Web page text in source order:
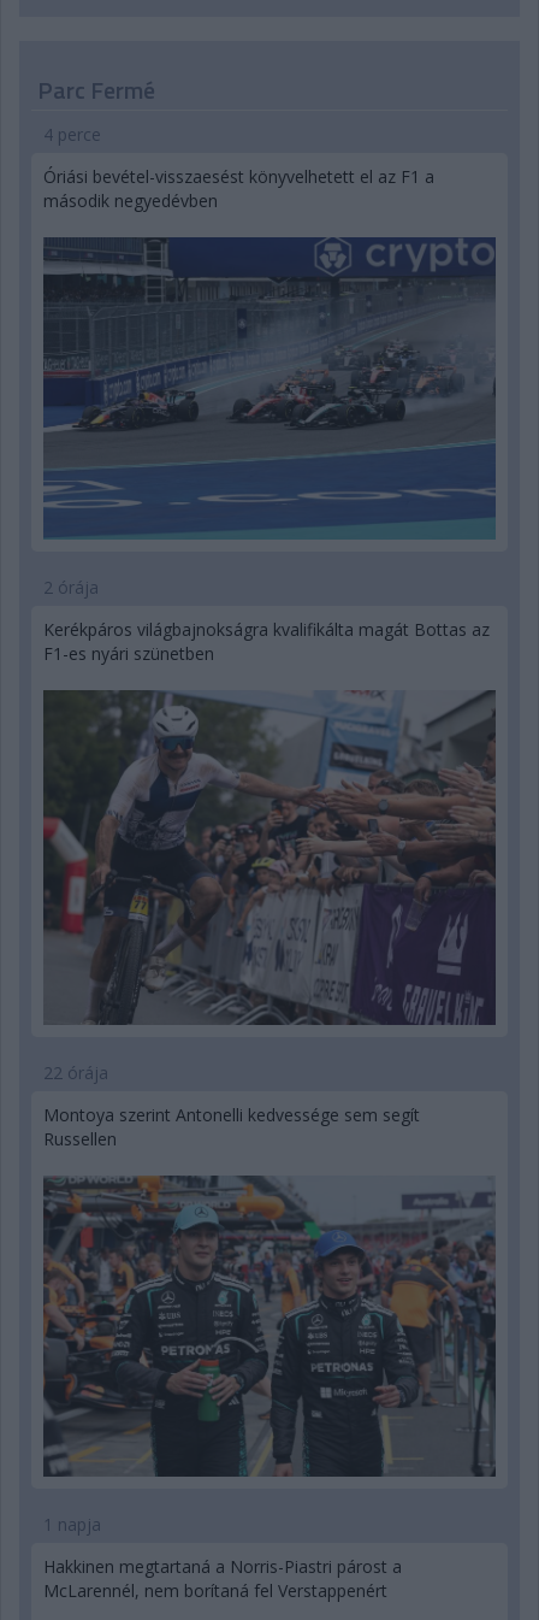
Parc Fermé
4 perce
Óriási bevétel-visszaesést könyvelhetett el az F1 a
második negyedévben
2 órája
Kerékpáros világbajnokságra kvalifikálta magát Bottas az
F1-es nyári szünetben
22 órája
Montoya szerint Antonelli kedvessége sem segít
Russellen
1 napja
Hakkinen megtartaná a Norris-Piastri párost a
McLarennél, nem borítaná fel Verstappenért